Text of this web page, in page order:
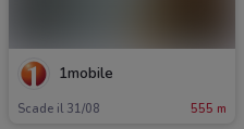
1mobile
Scade il 31/08 555 m